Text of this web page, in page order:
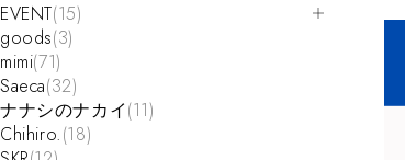
EVENT(15)
goods(3)
mimi(71)
Saeca(32)
ナナシのナカイ(11)
Chihiro.(18)